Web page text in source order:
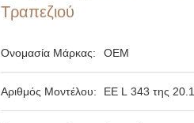
Τραπεζιού
Ονομασία Μάρκας: OEM
Αριθμός Μοντέλου: ΕΕ L 343 της